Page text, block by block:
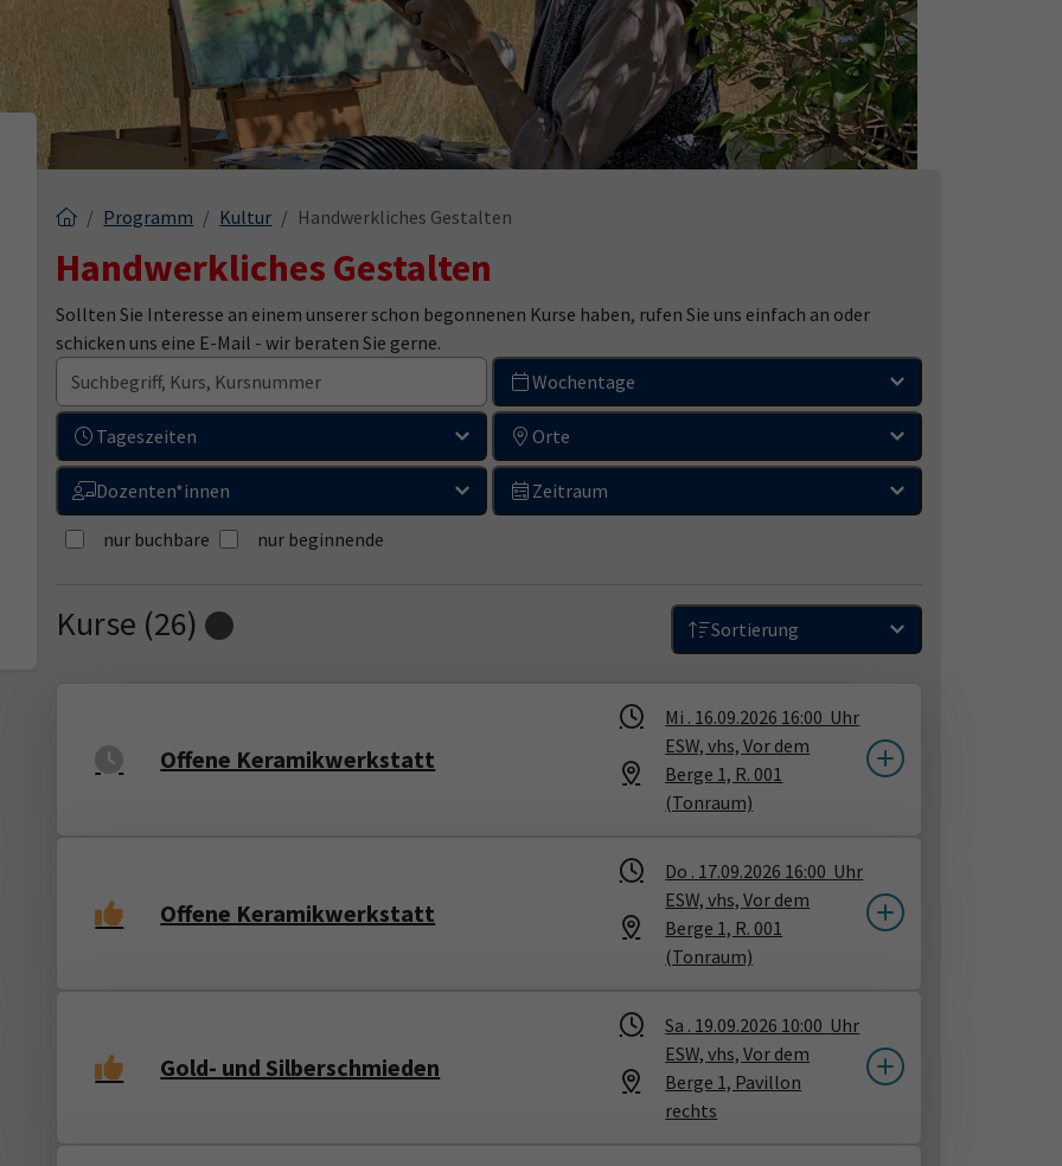
Programm Kultur Handwerkliches Gestalten
Handwerkliches Gestalten
Sollten Sie Interesse an einem unserer schon begonnenen Kurse haben, rufen Sie uns einfach an oder
schicken uns eine E-Mail - wir beraten Sie gerne.
Wochentage
Tageszeiten Orte
Dozenten*innen Zeitraum
nur buchbare nur beginnende
Kurse (26)Loading... Sortierung
Offene Keramikwerkstatt
Mi . 16.09.2026 16:00 Uhr
ESW, vhs, Vor dem
Berge 1, R. 001
(Tonraum)
Offene Keramikwerkstatt
Do . 17.09.2026 16:00 Uhr
ESW, vhs, Vor dem
Berge 1, R. 001
(Tonraum)
Gold- und Silberschmieden
Sa . 19.09.2026 10:00 Uhr
ESW, vhs, Vor dem
Berge 1, Pavillon
rechts